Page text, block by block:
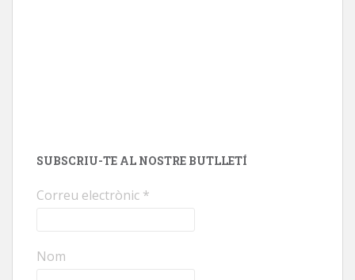
SUBSCRIU-TE AL NOSTRE BUTLLETÍ
Correu electrònic *
Nom